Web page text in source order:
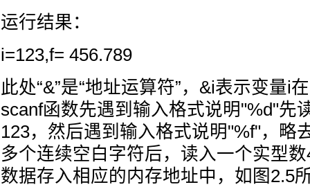
运行结果：
i=123,f= 456.789
此处“&”是“地址运算符”，&i表示变量i
scanf函数先遇到输入格式说明"%d"先
123，然后遇到输入格式说明"%f"，略
多个连续空白字符后，读入一个实型
数据存入相应的内存地址中，如图2.5